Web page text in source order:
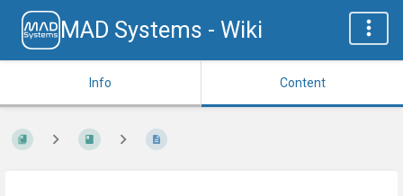
MAD Systems - Wiki
Info Content